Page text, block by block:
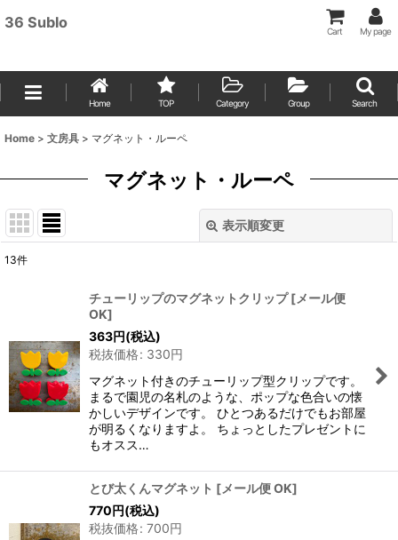
36 Sublo
Cart My page
Home TOP Category Group Search
Home > 文房具 > マグネット・ルーペ
マグネット・ルーペ
表示順変更
13件
チューリップのマグネットクリップ [メール便
OK]
363円(税込)
税抜価格: 330円
マグネット付きのチューリップ型クリップです。
まるで園児の名札のような、ポップな色合いの懐
かしいデザインです。 ひとつあるだけでもお部屋
が明るくなりますよ。 ちょっとしたプレゼントに
もオスス…
とび太くんマグネット [メール便 OK]
770円(税込)
税抜価格: 700円